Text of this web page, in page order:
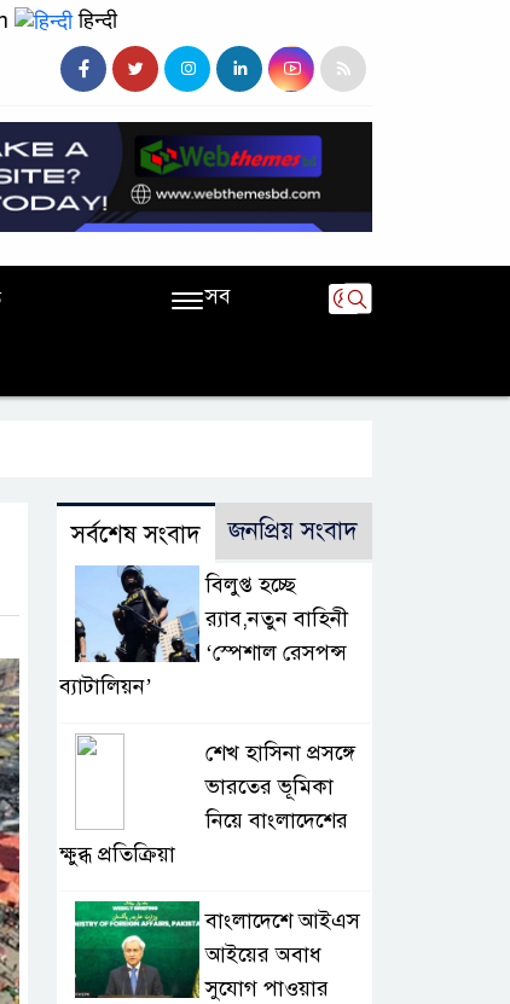
हिन्दी
সব
সর্বশেষ সংবাদ জনপ্রিয় সংবাদ
বিলুপ্ত হচ্ছে
র‍্যাব,নতুন বাহিনী
‘স্পেশাল রেসপন্স
ব্যাটালিয়ন’
শেখ হাসিনা প্রসঙ্গে
ভারতের ভূমিকা
নিয়ে বাংলাদেশের
ক্ষুব্ধ প্রতিক্রিয়া
বাংলাদেশে আইএস
আইয়ের অবাধ
সুযোগ পাওয়ার